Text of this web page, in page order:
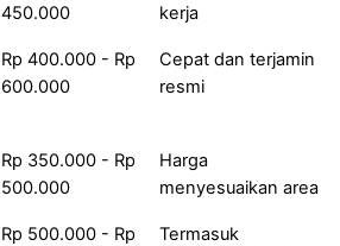
450.000
kerja
Rp 400.000 - Rp
600.000
Cepat dan terjamin
resmi
Rp 350.000 - Rp
500.000
Harga
menyesuaikan area
Rp 500.000 - Rp
Termasuk